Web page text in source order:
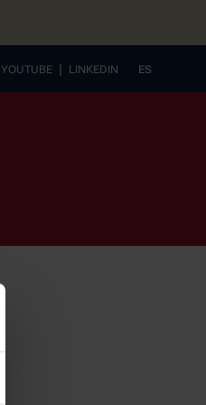
YOUTUBE | LINKEDIN
ES